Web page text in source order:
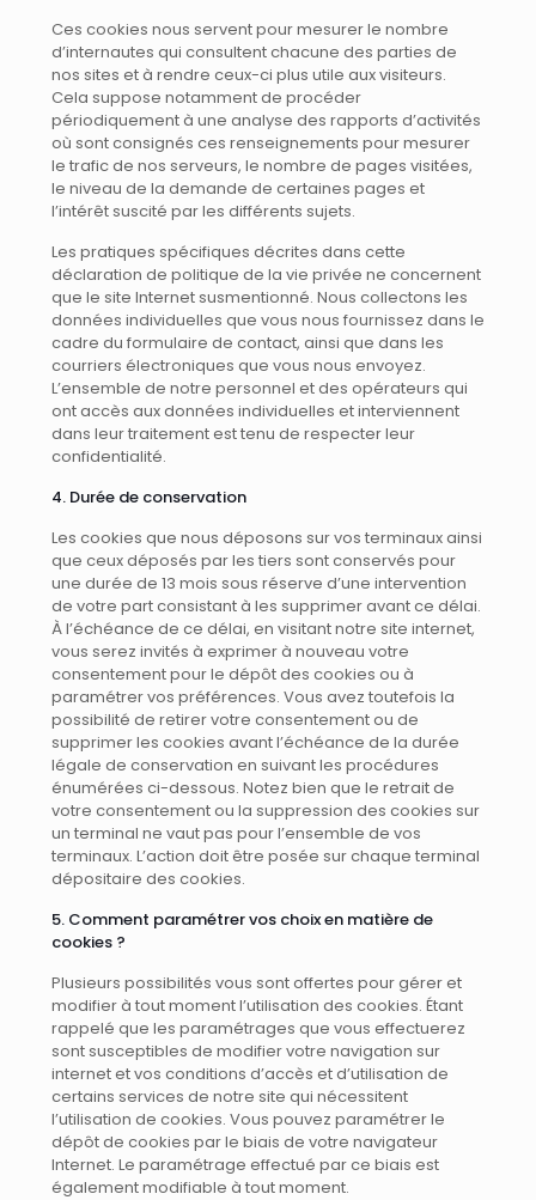
Ces cookies nous servent pour mesurer le nombre
d’internautes qui consultent chacune des parties de
nos sites et à rendre ceux-ci plus utile aux visiteurs.
Cela suppose notamment de procéder
périodiquement à une analyse des rapports d’activités
où sont consignés ces renseignements pour mesurer
le trafic de nos serveurs, le nombre de pages visitées,
le niveau de la demande de certaines pages et
l’intérêt suscité par les différents sujets.
Les pratiques spécifiques décrites dans cette
déclaration de politique de la vie privée ne concernent
que le site Internet susmentionné. Nous collectons les
données individuelles que vous nous fournissez dans le
cadre du formulaire de contact, ainsi que dans les
courriers électroniques que vous nous envoyez.
L’ensemble de notre personnel et des opérateurs qui
ont accès aux données individuelles et interviennent
dans leur traitement est tenu de respecter leur
confidentialité.
4. Durée de conservation
Les cookies que nous déposons sur vos terminaux ainsi
que ceux déposés par les tiers sont conservés pour
une durée de 13 mois sous réserve d’une intervention
de votre part consistant à les supprimer avant ce délai.
À l’échéance de ce délai, en visitant notre site internet,
vous serez invités à exprimer à nouveau votre
consentement pour le dépôt des cookies ou à
paramétrer vos préférences. Vous avez toutefois la
possibilité de retirer votre consentement ou de
supprimer les cookies avant l’échéance de la durée
légale de conservation en suivant les procédures
énumérées ci-dessous. Notez bien que le retrait de
votre consentement ou la suppression des cookies sur
un terminal ne vaut pas pour l’ensemble de vos
terminaux. L’action doit être posée sur chaque terminal
dépositaire des cookies.
5. Comment paramétrer vos choix en matière de
cookies ?
Plusieurs possibilités vous sont offertes pour gérer et
modifier à tout moment l’utilisation des cookies. Étant
rappelé que les paramétrages que vous effectuerez
sont susceptibles de modifier votre navigation sur
internet et vos conditions d’accès et d’utilisation de
certains services de notre site qui nécessitent
l’utilisation de cookies. Vous pouvez paramétrer le
dépôt de cookies par le biais de votre navigateur
Internet. Le paramétrage effectué par ce biais est
également modifiable à tout moment.